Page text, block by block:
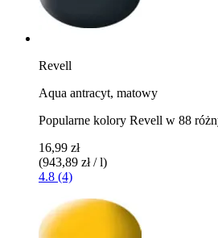
Revell
Aqua antracyt, matowy
Popularne kolory Revell w 88
16,99 zł
(943,89 zł / l)
4.8 (4)